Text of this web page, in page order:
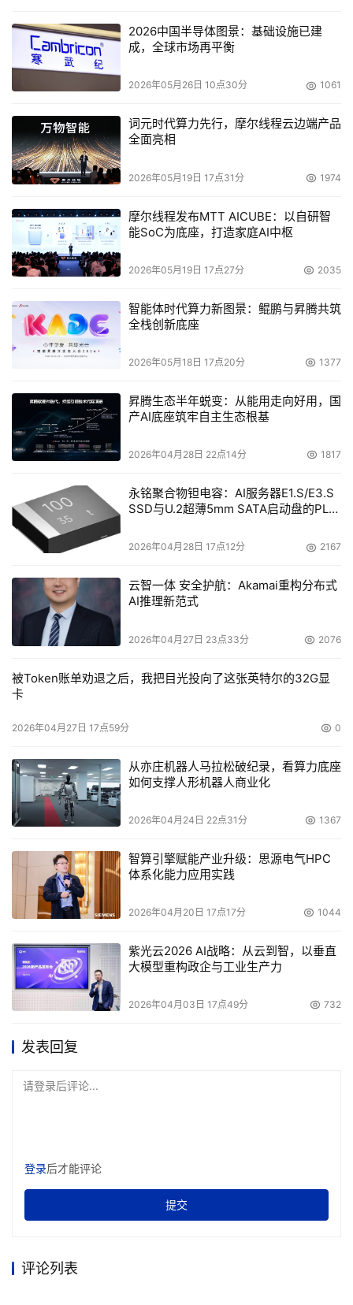
2026中国半导体图景：基础设施已建
成，全球市场再平衡
2026年05月26日 10点30分 1061
词元时代算力先行，摩尔线程云边端产品
全面亮相
2026年05月19日 17点31分 1974
摩尔线程发布MTT AICUBE：以自研智
能SoC为底座，打造家庭AI中枢
2026年05月19日 17点27分 2035
智能体时代算力新图景：鲲鹏与昇腾共筑
全栈创新底座
2026年05月18日 17点20分 1377
昇腾生态半年蜕变：从能用走向好用，国
产AI底座筑牢自主生态根基
2026年04月28日 22点14分 1817
永铭聚合物钽电容：AI服务器E1.S/E3.S
SSD与U.2超薄5mm SATA启动盘的PLP
2026年04月28日 17点12分 2167
云智一体 安全护航：Akamai重构分布式
AI推理新范式
2026年04月27日 23点33分 2076
被Token账单劝退之后，我把目光投向了这张英特尔的32G显
卡
2026年04月27日 17点59分 0
从亦庄机器人马拉松破纪录，看算力底座
如何支撑人形机器人商业化
2026年04月24日 22点31分 1367
智算引擎赋能产业升级：思源电气HPC
体系化能力应用实践
2026年04月20日 17点17分 1044
紫光云2026 AI战略：从云到智，以垂直
大模型重构政企与工业生产力
2026年04月03日 17点49分 732
发表回复
请登录后评论...
登录后才能评论
提交
评论列表